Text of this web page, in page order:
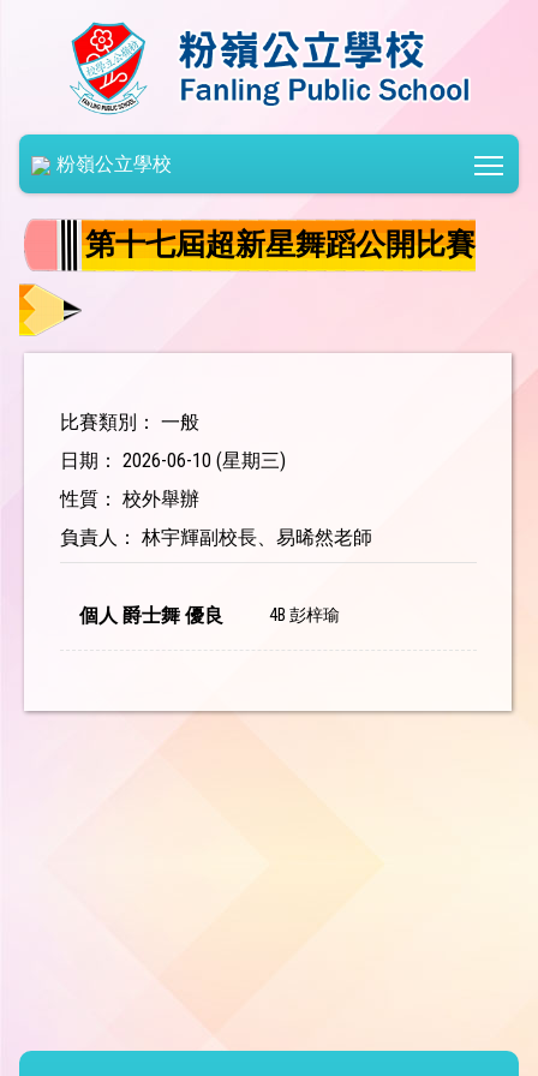
粉嶺公立學校
第十七屆超新星舞蹈公開比賽
比賽類別： 一般
日期： 2026-06-10 (星期三)
性質： 校外舉辦
負責人： 林宇輝副校長、易晞然老師
個人 爵士舞 優良 4B 彭梓瑜